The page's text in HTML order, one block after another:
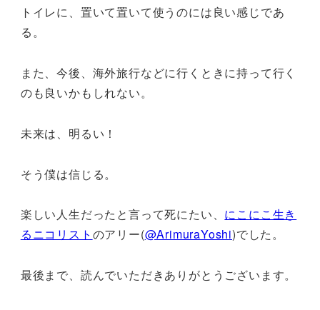
トイレに、置いて置いて使うのには良い感じであ
る。
また、今後、海外旅行などに行くときに持って行く
のも良いかもしれない。
未来は、明るい！
そう僕は信じる。
楽しい人生だったと言って死にたい、 にこにこ生き
るニコリスト のアリー(@ArimuraYoshi)でした。
最後まで、読んでいただきありがとうございます。